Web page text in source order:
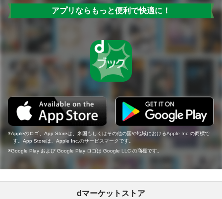
アプリならもっと便利で快適に！
Appleのロゴ、App Storeは、米国もしくはその他の国や地域におけるApple Inc.の商標で
す。App Storeは、Apple Inc.のサービスマークです。
Google Play および Google Play ロゴは Google LLC の商標です。
dマーケットストア